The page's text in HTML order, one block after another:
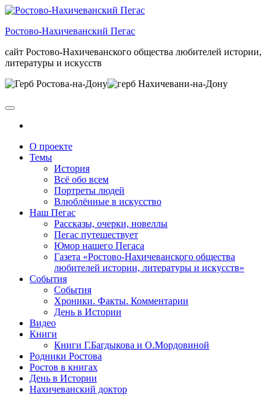
Skip
the
Ростово-Нахичеванский Пегас
сайт Ростово-Нахичеванского общества любителей истории,
литературы и искусств
О проекте
Темы
История
Всё обо всем
Портреты людей
Влюблённые в искусство
Наш Пегас
Рассказы, очерки, новеллы
Пегас путешествует
Юмор нашего Пегаса
Газета «Ростово-Нахичеванского общества
любителей истории, литературы и искусств»
События
События
Хроники. Факты. Комментарии
День в Истории
Видео
Книги
Книги Г.Багдыкова и О.Мордовиной
Родники Ростова
Ростов в книгах
День в Истории
Нахичеванский доктор